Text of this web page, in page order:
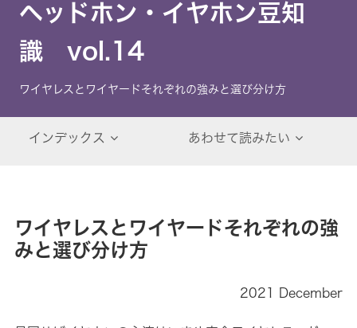
ヘッドホン・イヤホン豆知
識 vol.14
ワイヤレスとワイヤードそれぞれの強みと選び分け方
インデックス あわせて読みたい
ワイヤレスとワイヤードそれぞれの強
みと選び分け方
2021 December